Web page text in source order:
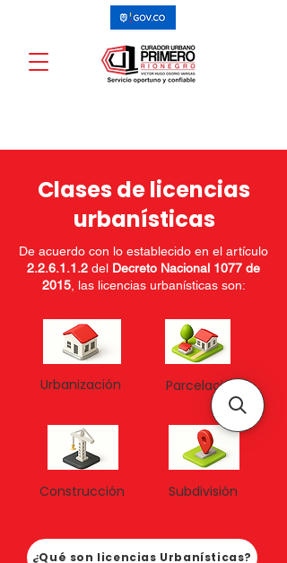
Clases de licencias
urbanísticas
De acuerdo con lo establecido en el artículo
2.2.6.1.1.2 del Decreto Nacional 1077 de
2015, las licencias urbanísticas son:
Urbanización Parcelación
Construcción Subdivisión
¿Qué son licencias Urbanísticas?